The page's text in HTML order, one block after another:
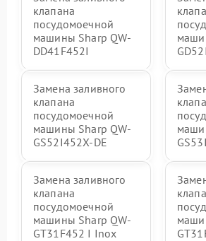
клапана
посудомоечной
машины Sharp QW-
DD41F452I
Замена заливного
клапана
посудомоечной
машины Sharp QW-
GS52I452X-DE
Замена заливного
клапана
посудомоечной
машины Sharp QW-
GT31F452 I Inox